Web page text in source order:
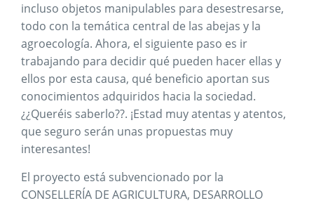
incluso objetos manipulables para desestresarse,
todo con la temática central de las abejas y la
agroecología. Ahora, el siguiente paso es ir
trabajando para decidir qué pueden hacer ellas y
ellos por esta causa, qué beneficio aportan sus
conocimientos adquiridos hacia la sociedad.
¿¿Queréis saberlo??. ¡Estad muy atentas y atentos,
que seguro serán unas propuestas muy
interesantes!
El proyecto está subvencionado por la
CONSELLERÍA DE AGRICULTURA, DESARROLLO